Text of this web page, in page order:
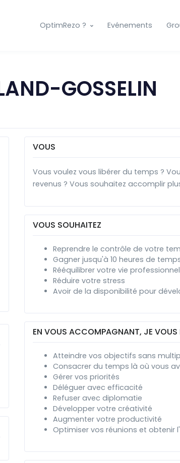
OptimRezo ? Evénements
GOSSELIN
VOUS
Vous voulez vous libérer du temps ?
revenus ? Vous souhaitez accomplir
VOUS SOUHAITEZ
Reprendre le contrôle de votre
Gagner jusqu'à 10 heures de
Rééquilibrer votre vie
Réduire votre stress
Avoir de la disponibilité pour
EN VOUS ACCOMPAGNANT, JE VOUS
Atteindre vos objectifs sans
Consacrer du temps là où vous
Gérer vos priorités
Déléguer avec efficacité
Refuser avec diplomatie
Développer votre créativité
Augmenter votre productivité
Optimiser vos réunions et